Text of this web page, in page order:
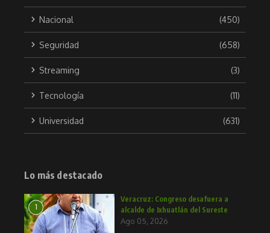
Nacional (450)
Seguridad (658)
Streaming (3)
Tecnología (11)
Universidad (631)
Lo más destacado
1
Veracruz: Congreso desafuera a
alcalde de Ixhuatlán del Sureste
Ago 05, 2026